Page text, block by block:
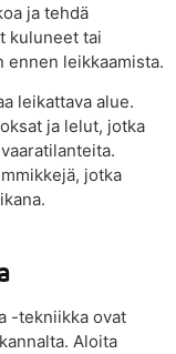
ja tehdä
kuluneet tai
ennen leikkaamista.
leikattava alue.
ja lelut, jotka
jotka
-tekniikka ovat
Aloita